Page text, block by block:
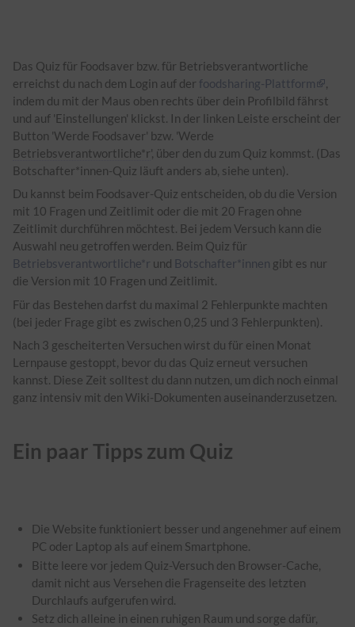
Das Quiz für Foodsaver bzw. für Betriebsverantwortliche
erreichst du nach dem Login auf der foodsharing-Plattform
indem du mit der Maus oben rechts über dein Profilbild fährst
und auf 'Einstellungen' klickst. In der linken Leiste erscheint der
Button 'Werde Foodsaver' bzw. 'Werde
Betriebsverantwortliche*r', über den du zum Quiz kommst. (Das
Botschafter*innen-Quiz läuft anders ab, siehe unten).
Du kannst beim Foodsaver-Quiz entscheiden, ob du die Version
mit 10 Fragen und Zeitlimit oder die mit 20 Fragen ohne
Zeitlimit durchführen möchtest. Bei jedem Versuch kann die
Auswahl neu getroffen werden. Beim Quiz für
Betriebsverantwortliche*r und Botschafter*innen gibt es nur
die Version mit 10 Fragen und Zeitlimit.
Für das Bestehen darfst du maximal 2 Fehlerpunkte machten
(bei jeder Frage gibt es zwischen 0,25 und 3 Fehlerpunkten).
Nach 3 gescheiterten Versuchen wirst du für einen Monat
Lernpause gestoppt, bevor du das Quiz erneut versuchen
kannst. Diese Zeit solltest du dann nutzen, um dich noch einmal
ganz intensiv mit den Wiki-Dokumenten auseinanderzusetzen.
Ein paar Tipps zum Quiz
Die Website funktioniert besser und angenehmer auf einem
PC oder Laptop als auf einem Smartphone.
Bitte leere vor jedem Quiz-Versuch den Browser-Cache,
damit nicht aus Versehen die Fragenseite des letzten
Durchlaufs aufgerufen wird.
Setz dich alleine in einen ruhigen Raum und sorge dafür,